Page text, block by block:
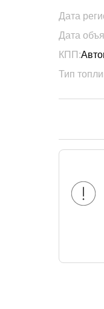
Дата
Дата
КПП:
Тип